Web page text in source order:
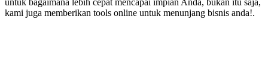
untuk bagaimana lebih cepat mencapai impian Anda, bukan itu saja,
kami juga memberikan tools online untuk menunjang bisnis anda!.